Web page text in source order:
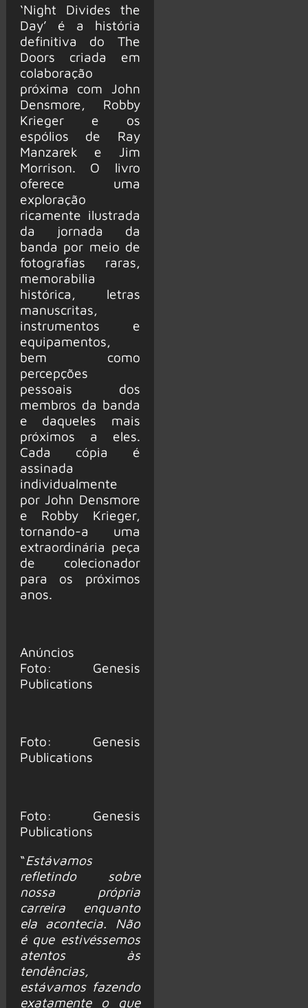
‘Night Divides the
Day’ é a história
definitiva do The
Doors criada em
colaboração
próxima com John
Densmore, Robby
Krieger e os
espólios de Ray
Manzarek e Jim
Morrison. O livro
oferece uma
exploração
ricamente ilustrada
da jornada da
banda por meio de
fotografias raras,
memorabilia
histórica, letras
manuscritas,
instrumentos e
equipamentos,
bem como
percepções
pessoais dos
membros da banda
e daqueles mais
próximos a eles.
Cada cópia é
assinada
individualmente
por John Densmore
e Robby Krieger,
tornando-a uma
extraordinária peça
de colecionador
para os próximos
anos.
Anúncios
Foto: Genesis
Publications
Foto: Genesis
Publications
Foto: Genesis
Publications
“Estávamos
refletindo sobre
nossa própria
carreira enquanto
ela acontecia. Não
é que estivéssemos
atentos às
tendências,
estávamos fazendo
exatamente o que